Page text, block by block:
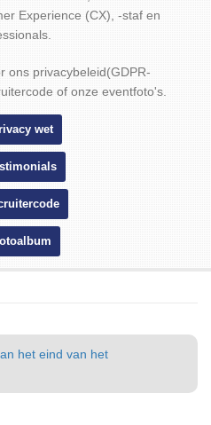
Experience (CX), -staf en
ons privacybeleid(GDPR-
of onze eventfoto's.
wet
het eind van het